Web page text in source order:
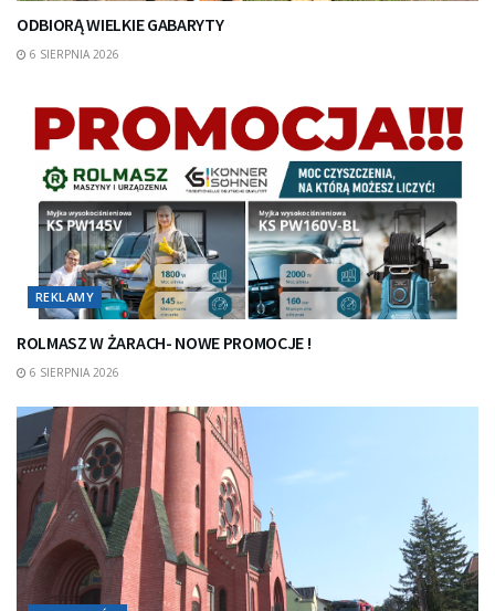
ODBIORĄ WIELKIE GABARYTY
6 SIERPNIA 2026
REKLAMY
ROLMASZ W ŻARACH- NOWE PROMOCJE !
6 SIERPNIA 2026